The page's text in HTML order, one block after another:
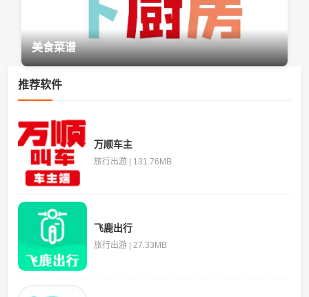
美食菜谱
推荐软件
万顺车主
旅行出游 | 131.76MB
飞鹿出行
旅行出游 | 27.33MB